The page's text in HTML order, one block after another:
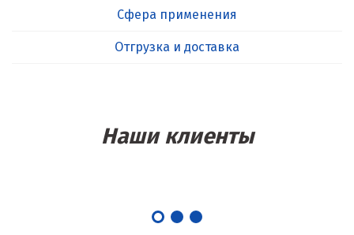
Сфера применения
Отгрузка и доставка
Наши клиенты